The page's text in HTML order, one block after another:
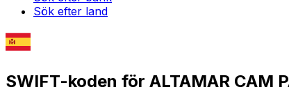
Sök efter land
SWIFT-koden för ALTAMAR CAM